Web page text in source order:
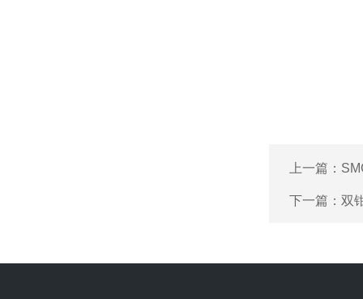
上一篇：
下一篇： 双